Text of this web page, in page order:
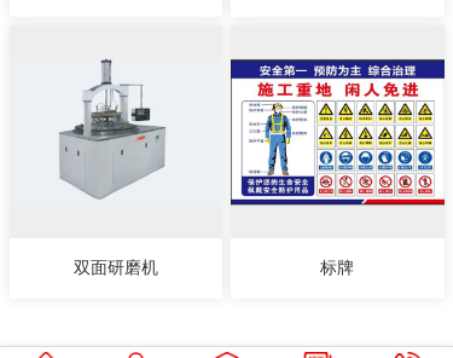
双面研磨机 标牌